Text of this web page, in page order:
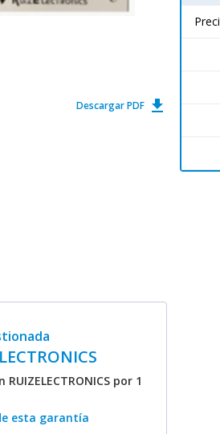
Descargar PDF get_app
por 1
esta garantía